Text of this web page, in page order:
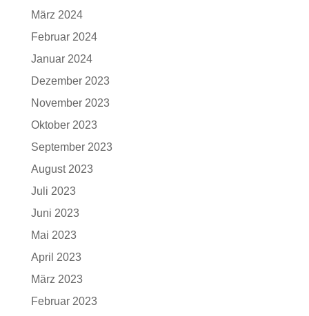
März 2024
Februar 2024
Januar 2024
Dezember 2023
November 2023
Oktober 2023
September 2023
August 2023
Juli 2023
Juni 2023
Mai 2023
April 2023
März 2023
Februar 2023